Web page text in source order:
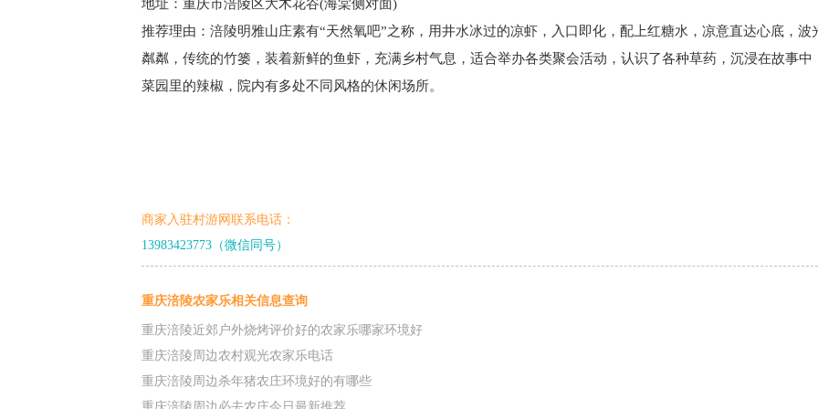
地址：重庆市涪陵区大木花谷(海棠侧对面)
推荐理由：涪陵明雅山庄素有“天然氧吧”之称，用井水冰过的凉虾，入口即化，配上红糖水，凉意直达心底，波
粼粼，传统的竹篓，装着新鲜的鱼虾，充满乡村气息，适合举办各类聚会活动，认识了各种草药，沉浸在故事中
菜园里的辣椒，院内有多处不同风格的休闲场所。
商家入驻村游网联系电话：
13983423773（微信同号）
重庆涪陵农家乐相关信息查询
重庆涪陵近郊户外烧烤评价好的农家乐哪家环境好
重庆涪陵周边农村观光农家乐电话
重庆涪陵周边杀年猪农庄环境好的有哪些